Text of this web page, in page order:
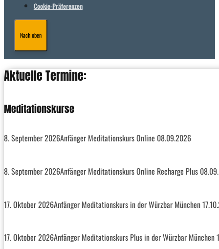
Cookie-Präferenzen
Nach oben
Aktuelle Termine:
Meditationskurse
8. September 2026Anfänger Meditationskurs Online 08.09.2026
8. September 2026Anfänger Meditationskurs Online Recharge Plus
17. Oktober 2026Anfänger Meditationskurs in der Würzbar München
17. Oktober 2026Anfänger Meditationskurs Plus in der Würzbar München